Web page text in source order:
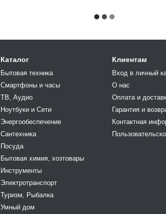
Каталог
Бытовая техника
Смартфоны и часы
ТВ, Аудио
Ноутбуки и Сети
Энергообеспечение
Сантехника
Посуда
Бытовая химия, хозтовары
Инструменты
Электротранспорт
Туризм, Рыбалка
Умный дом
Клиентам
Вход в личный
О нас
Оплата и
Гарантия и
Контактная